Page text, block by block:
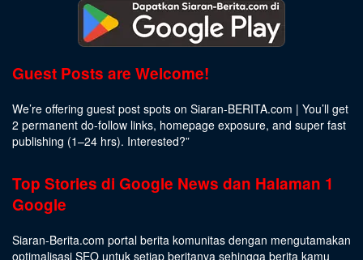
Guest Posts are Welcome!
We’re offering guest post spots on Siaran-BERITA.com | You’ll get
2 permanent do-follow links, homepage exposure, and super fast
publishing (1–24 hrs). Interested?”
Top Stories di Google News dan Halaman 1
Google
Siaran-Berita.com portal berita komunitas dengan mengutamakan
optimalisasi SEO untuk setiap beritanya sehingga berita kamu